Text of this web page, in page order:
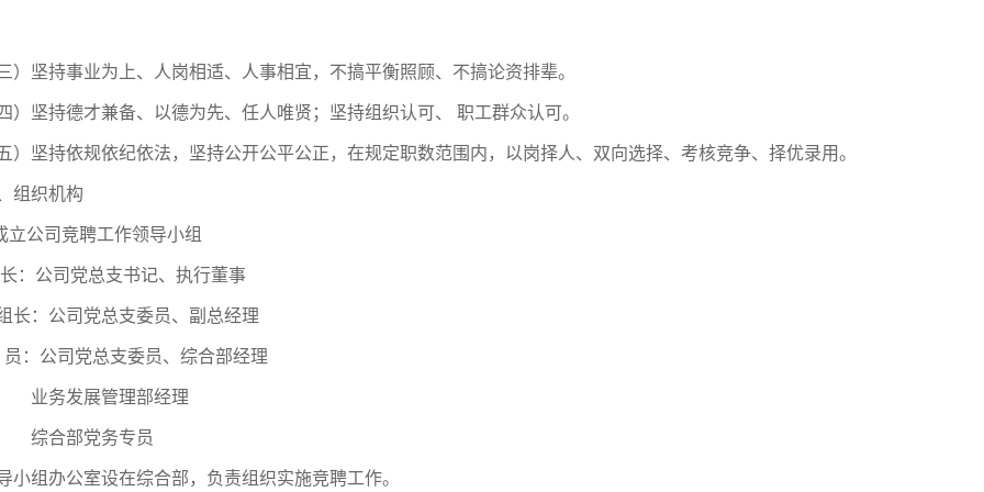
）坚持事业为上、人岗相适、人事相宜，不搞平衡照顾、不搞论资排辈。
）坚持德才兼备、以德为先、任人唯贤；坚持组织认可、 职工群众认可。
）坚持依规依纪依法，坚持公开公平公正，在规定职数范围内，以岗择人、双向选择、考核竞争、择优录用。
组织机构
立公司竞聘工作领导小组
：公司党总支书记、执行董事
长：公司党总支委员、副总经理
：公司党总支委员、综合部经理
发展管理部经理
合部党务专员
小组办公室设在综合部，负责组织实施竞聘工作。